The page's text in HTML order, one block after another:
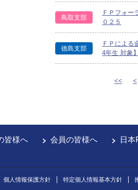
鳥取支部
ＦＰフォー
０２５
徳島支部
ＦＰによる
4年生 対象】
<< <
皆様へ 会員の皆様へ 日
個人情報保護方針 特定個人情報基本方針